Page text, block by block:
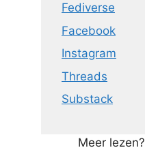
Fediverse
Facebook
Instagram
Threads
Substack
Meer lezen?